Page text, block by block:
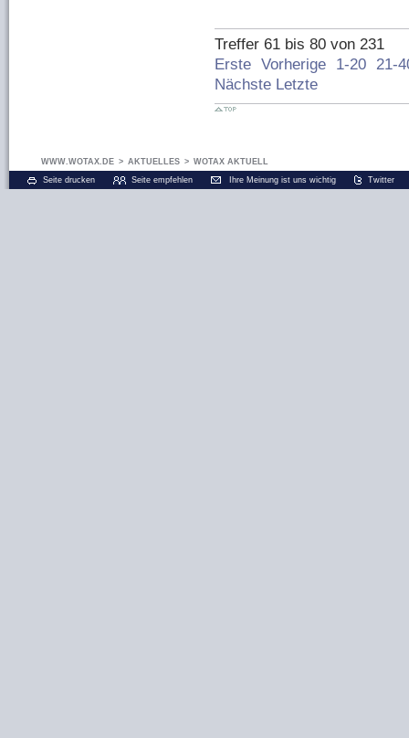
Treffer 61 bis 80 von 231
Erste Vorherige 1-20 21-
Nächste Letzte
WWW.WOTAX.DE > AKTUELLES > WOTAX AKTUELL
Seite drucken
Seite empfehlen Ihre Meinung ist uns wichtig Twitter